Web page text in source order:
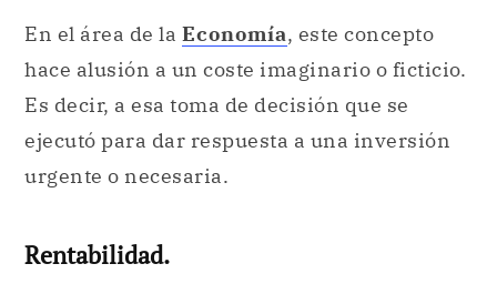
En el área de la Economía, este concepto
hace alusión a un coste imaginario o ficticio.
Es decir, a esa toma de decisión que se
ejecutó para dar respuesta a una inversión
urgente o necesaria.
Rentabilidad.